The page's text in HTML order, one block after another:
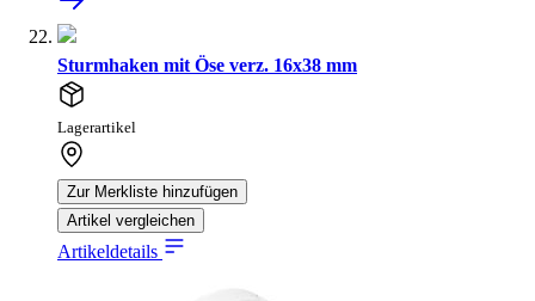
Sturmhaken mit Öse verz. 16x38 mm
Lagerartikel
Zur Merkliste hinzufügen
Artikel vergleichen
Artikeldetails